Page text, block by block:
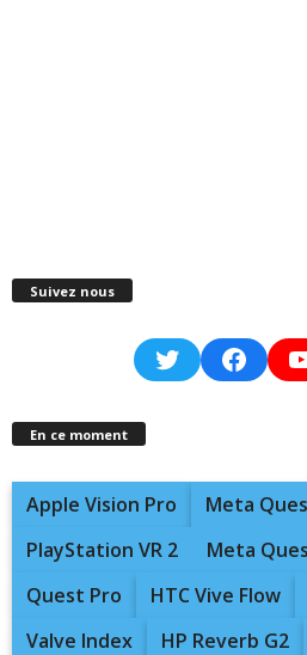
Suivez nous
Twitter
En ce moment
Apple Vision Pro
Meta
PlayStation VR 2
Meta
Quest Pro
HTC Vive Flow
Valve Index
HP Reverb G2